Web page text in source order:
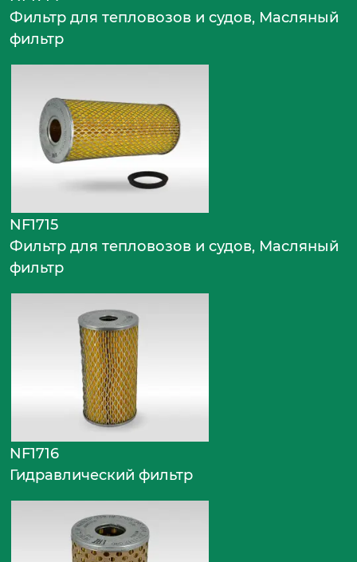
Фильтр для тепловозов и судов, Масляный
фильтр
NF1715
Фильтр для тепловозов и судов, Масляный
фильтр
NF1716
Гидравлический фильтр